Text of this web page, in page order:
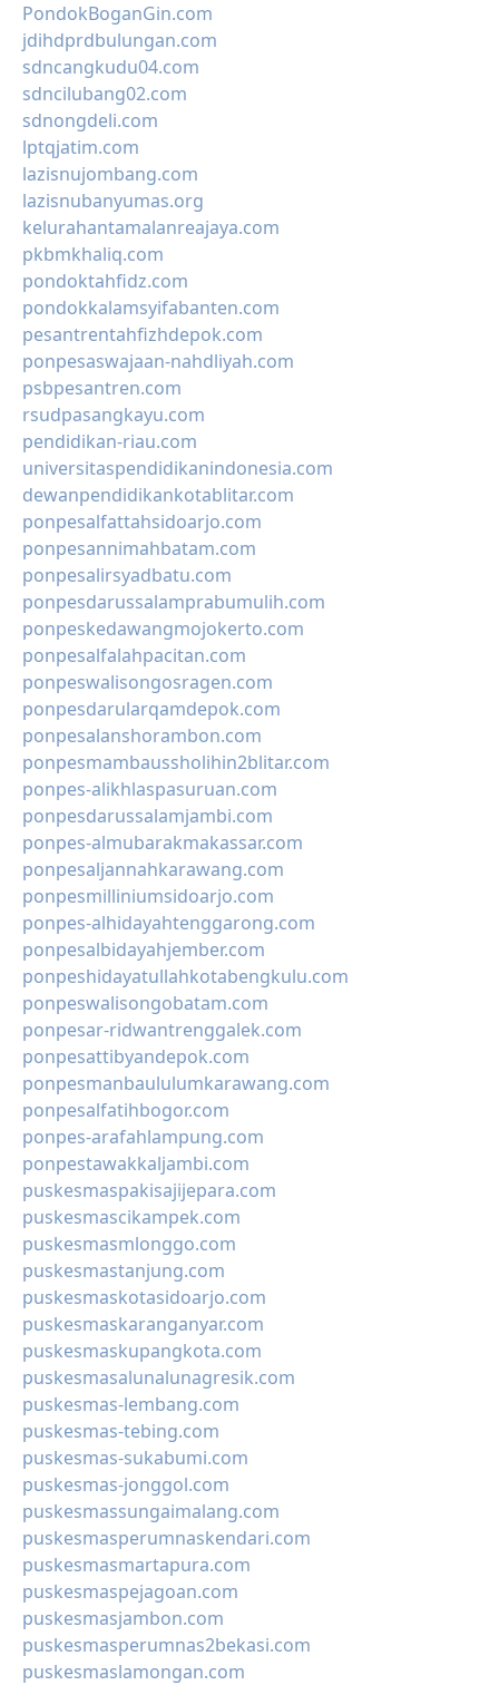
PondokBoganGin.com
jdihdprdbulungan.com
sdncangkudu04.com
sdncilubang02.com
sdnongdeli.com
lptqjatim.com
lazisnujombang.com
lazisnubanyumas.org
kelurahantamalanreajaya.com
pkbmkhaliq.com
pondoktahfidz.com
pondokkalamsyifabanten.com
pesantrentahfizhdepok.com
ponpesaswajaan-nahdliyah.com
psbpesantren.com
rsudpasangkayu.com
pendidikan-riau.com
universitaspendidikanindonesia.com
dewanpendidikankotablitar.com
ponpesalfattahsidoarjo.com
ponpesannimahbatam.com
ponpesalirsyadbatu.com
ponpesdarussalamprabumulih.com
ponpeskedawangmojokerto.com
ponpesalfalahpacitan.com
ponpeswalisongosragen.com
ponpesdarularqamdepok.com
ponpesalanshorambon.com
ponpesmambaussholihin2blitar.com
ponpes-alikhlaspasuruan.com
ponpesdarussalamjambi.com
ponpes-almubarakmakassar.com
ponpesaljannahkarawang.com
ponpesmilliniumsidoarjo.com
ponpes-alhidayahtenggarong.com
ponpesalbidayahjember.com
ponpeshidayatullahkotabengkulu.com
ponpeswalisongobatam.com
ponpesar-ridwantrenggalek.com
ponpesattibyandepok.com
ponpesmanbaululumkarawang.com
ponpesalfatihbogor.com
ponpes-arafahlampung.com
ponpestawakkaljambi.com
puskesmaspakisajijepara.com
puskesmascikampek.com
puskesmasmlonggo.com
puskesmastanjung.com
puskesmaskotasidoarjo.com
puskesmaskaranganyar.com
puskesmaskupangkota.com
puskesmasalunalunagresik.com
puskesmas-lembang.com
puskesmas-tebing.com
puskesmas-sukabumi.com
puskesmas-jonggol.com
puskesmassungaimalang.com
puskesmasperumnaskendari.com
puskesmasmartapura.com
puskesmaspejagoan.com
puskesmasjambon.com
puskesmasperumnas2bekasi.com
puskesmaslamongan.com